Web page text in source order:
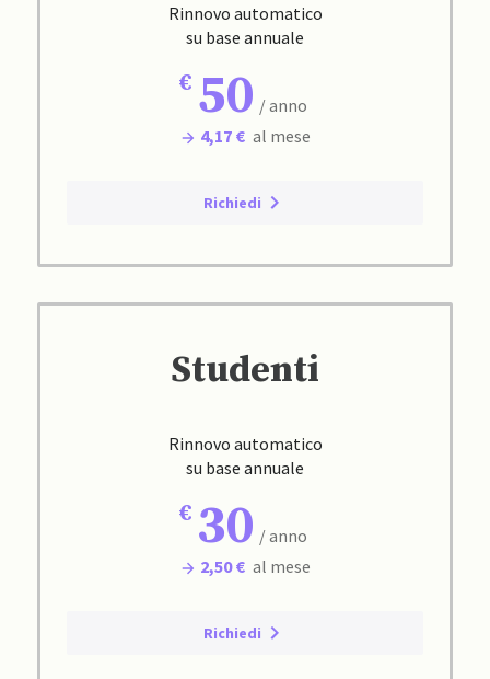
Rinnovo automatico
su base annuale
50 / anno
4,17 € al mese
Richiedi
Studenti
Rinnovo automatico
su base annuale
30 / anno
2,50 € al mese
Richiedi